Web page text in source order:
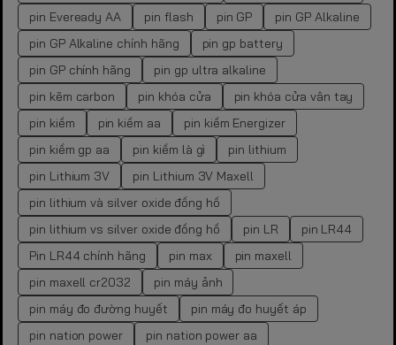
pin Eveready AA
pin flash pin GP
pin GP Alkaline
pin GP Alkaline chính hãng
pin gp battery
pin GP chính hãng
pin gp ultra alkaline
pin kẽm carbon
pin khóa cửa
pin khóa cửa vân tay
pin kiềm
pin kiềm aa
pin kiềm Energizer
pin kiềm gp aa
pin kiềm là gì
pin lithium
pin Lithium 3V
pin Lithium 3V Maxell
pin lithium và silver oxide đồng hồ
pin lithium vs silver oxide đồng hồ
pin LR
pin LR44
Pin LR44 chính hãng
pin max
pin maxell
pin maxell cr2032
pin máy ảnh
pin máy đo đường huyết
pin máy đo huyết áp
pin nation power
pin nation power aa